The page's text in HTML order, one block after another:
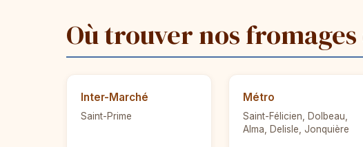
Où trouver nos
Inter-Marché
Saint-Prime
Métro
Saint-Félicien, Dolbeau,
Alma, Delisle, Jonquière